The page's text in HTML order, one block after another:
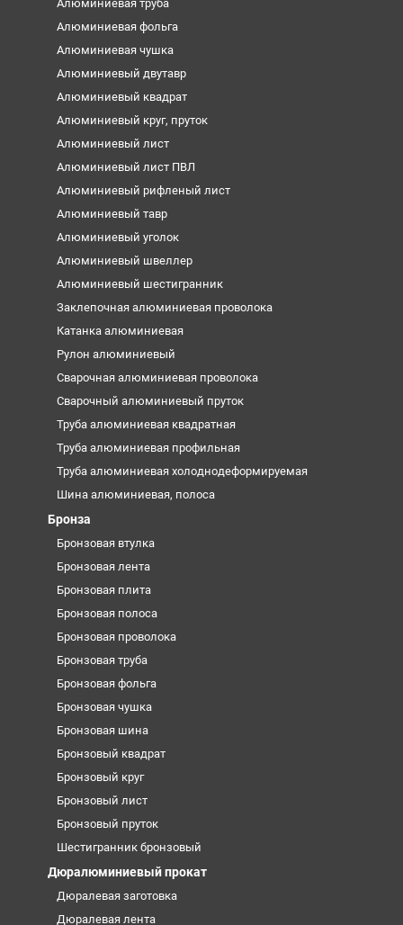
Алюминиевая труба
Алюминиевая фольга
Алюминиевая чушка
Алюминиевый двутавр
Алюминиевый квадрат
Алюминиевый круг, пруток
Алюминиевый лист
Алюминиевый лист ПВЛ
Алюминиевый рифленый лист
Алюминиевый тавр
Алюминиевый уголок
Алюминиевый швеллер
Алюминиевый шестигранник
Заклепочная алюминиевая проволока
Катанка алюминиевая
Рулон алюминиевый
Сварочная алюминиевая проволока
Сварочный алюминиевый пруток
Труба алюминиевая квадратная
Труба алюминиевая профильная
Труба алюминиевая холоднодеформируемая
Шина алюминиевая, полоса
Бронза
Бронзовая втулка
Бронзовая лента
Бронзовая плита
Бронзовая полоса
Бронзовая проволока
Бронзовая труба
Бронзовая фольга
Бронзовая чушка
Бронзовая шина
Бронзовый квадрат
Бронзовый круг
Бронзовый лист
Бронзовый пруток
Шестигранник бронзовый
Дюралюминиевый прокат
Дюралевая заготовка
Дюралевая лента